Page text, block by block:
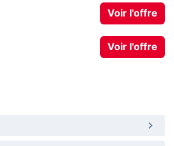
Voir l'offre
Voir l'offre